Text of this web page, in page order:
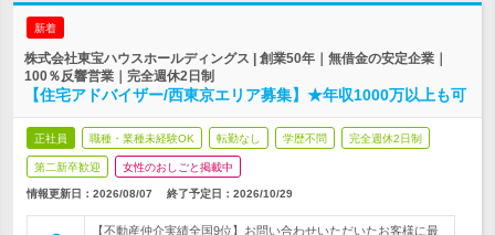
新着
株式会社東宝ハウスホールディングス | 創業50年｜無借金の安定企業｜
100％反響営業｜完全週休2日制
【住宅アドバイザー/西東京エリア募集】★年収1000万以上も可
正社員 職種・業種未経験OK 転勤なし 学歴不問 完全週休2日制
第二新卒歓迎 女性のおしごと掲載中
情報更新日：2026/08/07 終了予定日： 2026/10/29
【不動産仲介実績全国9位】お問い合わせいただいたお客様に最